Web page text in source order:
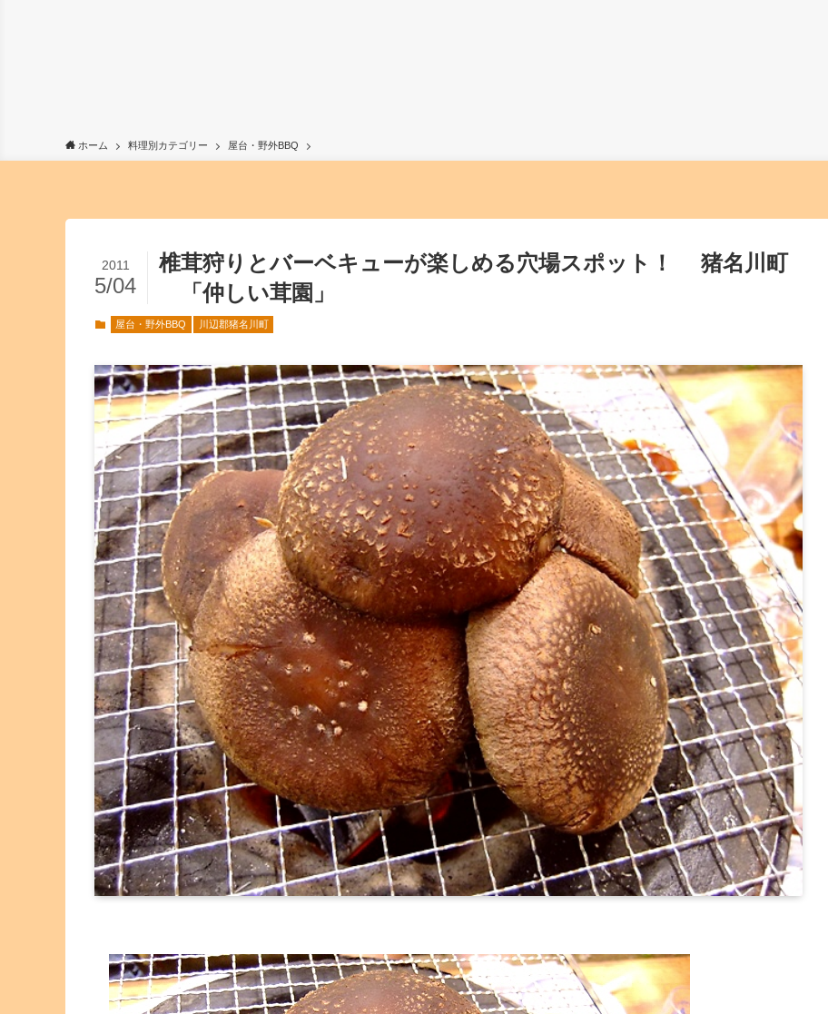
ホーム 料理別カテゴリー 屋台・野外BBQ
椎茸狩りとバーベキューが楽しめる穴場スポット！ 猪名川町
「仲しい茸園」
2011
5/04
屋台・野外BBQ 川辺郡猪名川町